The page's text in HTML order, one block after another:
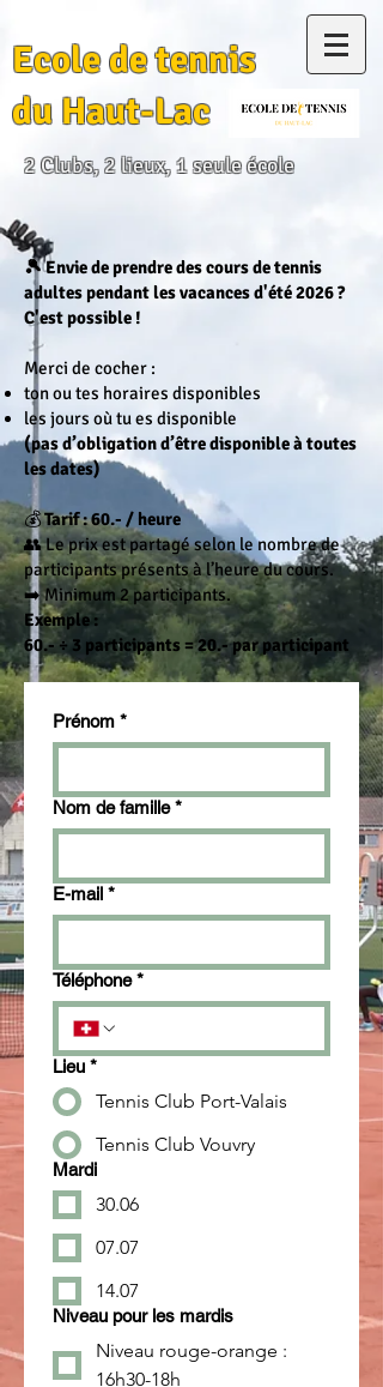
Ecole de tennis
du Haut-Lac
2 Clubs, 2 lieux, 1 seule école
🎾 Envie de prendre des cours de tennis
adultes pendant les vacances d'été 2026 ?
C'est possible !
Merci de cocher :
ton ou tes horaires disponibles
les jours où tu es disponible
(pas d’obligation d’être disponible à toutes
les dates)
💰Tarif : 60.- / heure
👥 Le prix est partagé selon le nombre de
participants présents à l’heure du cours.
➡️ Minimum 2 participants.
Exemple :
60.- ÷ 3 participants = 20.- par participant
Prénom *
Nom de famille *
E-mail *
Téléphone *
Lieu *
Tennis Club Port-Valais
Tennis Club Vouvry
Mardi
30.06
07.07
14.07
Niveau pour les mardis
Niveau rouge-orange :
16h30-18h